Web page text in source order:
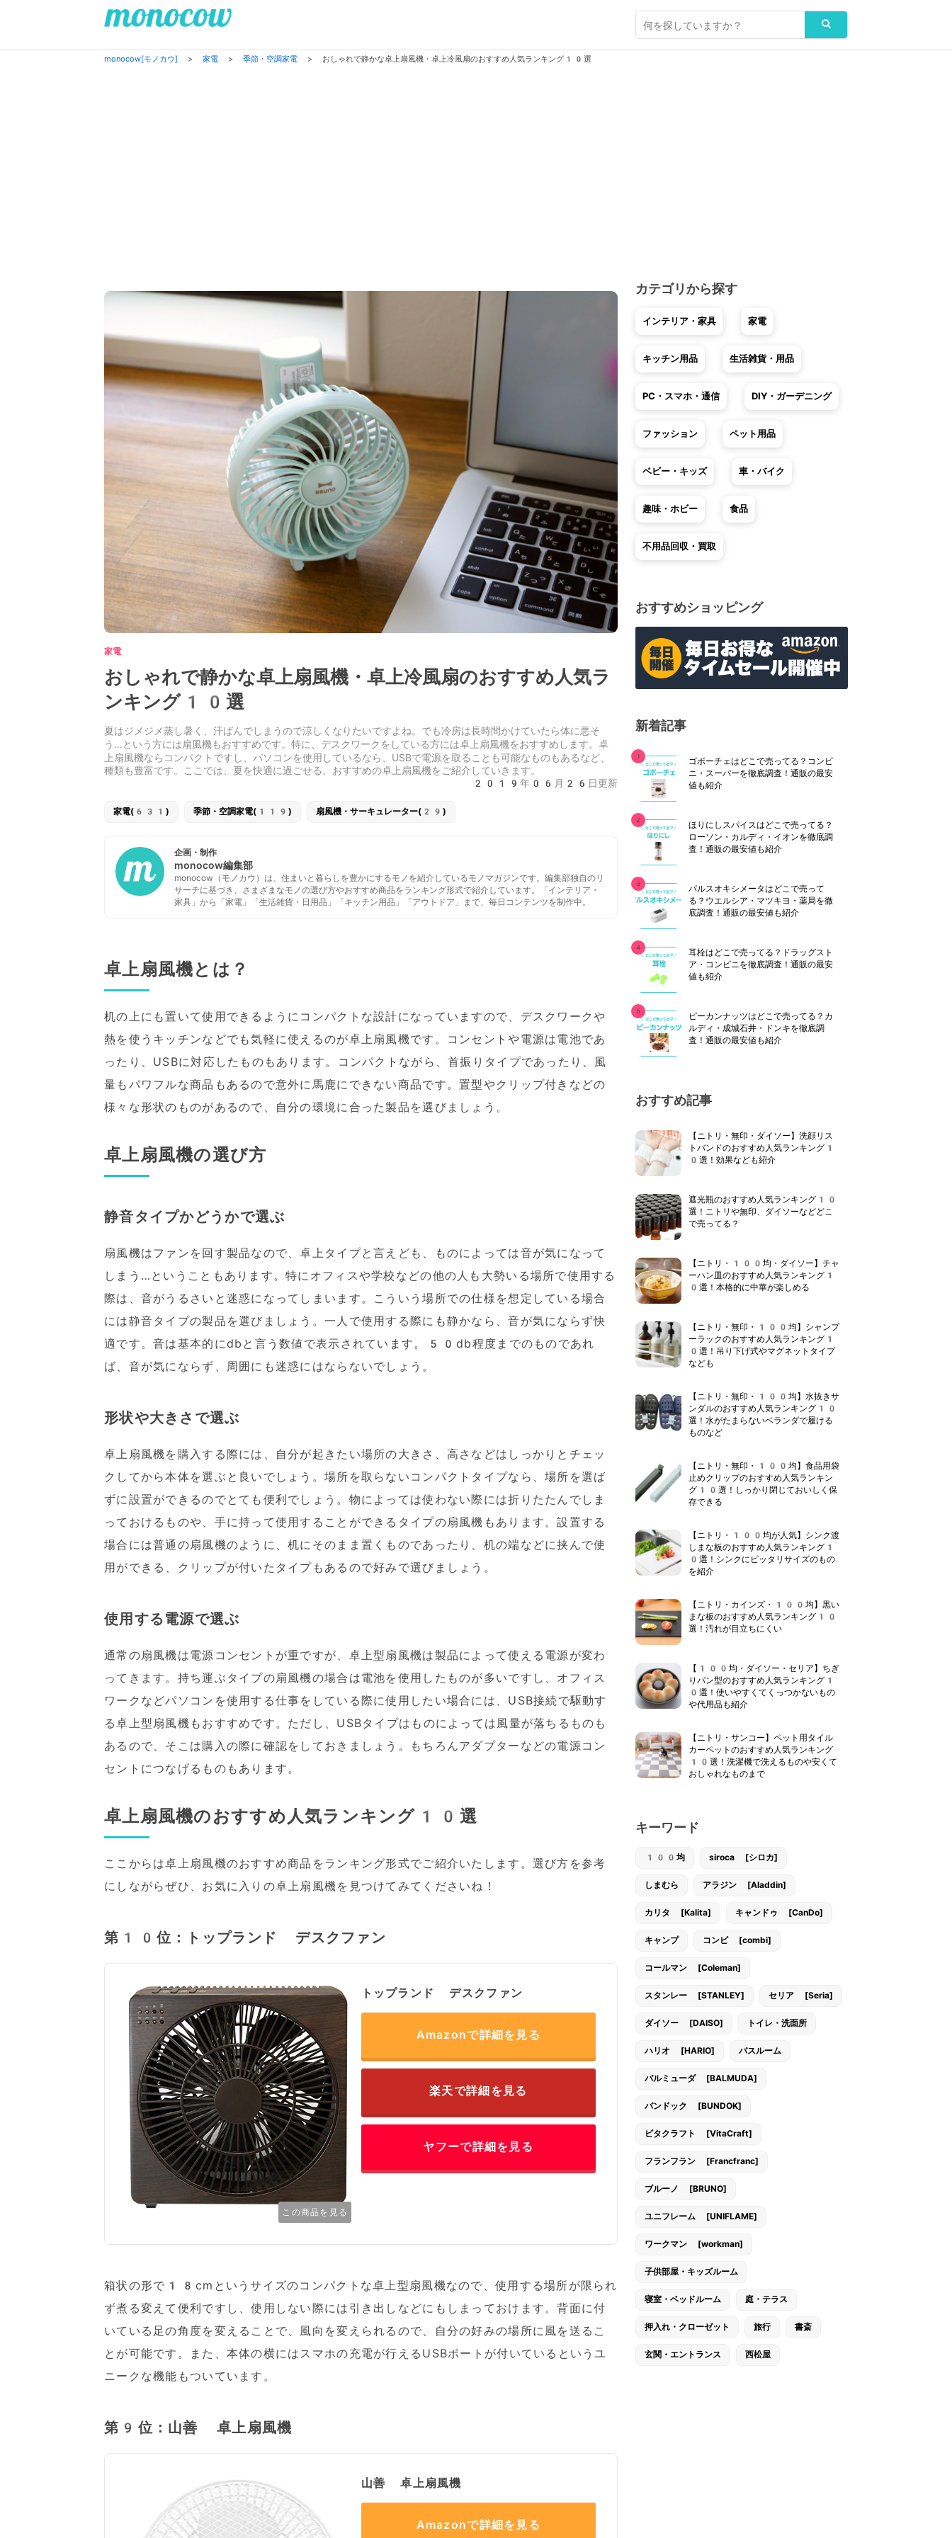
monocow[モノカウ] > 家電 > 季節・空調家電 > おしゃれで静かな卓上扇風機・卓上冷風扇のおすすめ人気ランキング10選
家電
おしゃれで静かな卓上扇風機・卓上冷風扇のおすすめ人気ラ
ンキング10選
夏はジメジメ蒸し暑く、汗ばんでしまうので涼しくなりたいですよね。でも冷房は長時間かけていたら体に悪そ
う…という方には扇風機もおすすめです。特に、デスクワークをしている方には卓上扇風機をおすすめします。卓
上扇風機ならコンパクトですし、パソコンを使用しているなら、USBで電源を取ることも可能なものもあるなど、
種類も豊富です。ここでは、夏を快適に過ごせる、おすすめの卓上扇風機をご紹介していきます。
2019年06月26日更新
家電(631) 季節・空調家電(119) 扇風機・サーキュレーター(29)
企画・制作
monocow編集部
monocow（モノカウ）は、住まいと暮らしを豊かにするモノを紹介しているモノマガジンです。編集部独自のリ
サーチに基づき、さまざまなモノの選び方やおすすめ商品をランキング形式で紹介しています。「インテリア・
家具」から「家電」「生活雑貨・日用品」「キッチン用品」「アウトドア」まで、毎日コンテンツを制作中。
卓上扇風機とは？
机の上にも置いて使用できるようにコンパクトな設計になっていますので、デスクワークや
熱を使うキッチンなどでも気軽に使えるのが卓上扇風機です。コンセントや電源は電池であ
ったり、USBに対応したものもあります。コンパクトながら、首振りタイプであったり、風
量もパワフルな商品もあるので意外に馬鹿にできない商品です。置型やクリップ付きなどの
様々な形状のものがあるので、自分の環境に合った製品を選びましょう。
卓上扇風機の選び方
静音タイプかどうかで選ぶ
扇風機はファンを回す製品なので、卓上タイプと言えども、ものによっては音が気になって
しまう…ということもあります。特にオフィスや学校などの他の人も大勢いる場所で使用する
際は、音がうるさいと迷惑になってしまいます。こういう場所での仕様を想定している場合
には静音タイプの製品を選びましょう。一人で使用する際にも静かなら、音が気にならず快
適です。音は基本的にdbと言う数値で表示されています。50db程度までのものであれ
ば、音が気にならず、周囲にも迷惑にはならないでしょう。
形状や大きさで選ぶ
卓上扇風機を購入する際には、自分が起きたい場所の大きさ、高さなどはしっかりとチェッ
クしてから本体を選ぶと良いでしょう。場所を取らないコンパクトタイプなら、場所を選ば
ずに設置ができるのでとても便利でしょう。物によっては使わない際には折りたたんでしま
っておけるものや、手に持って使用することができるタイプの扇風機もあります。設置する
場合には普通の扇風機のように、机にそのまま置くものであったり、机の端などに挟んで使
用ができる、クリップが付いたタイプもあるので好みで選びましょう。
使用する電源で選ぶ
通常の扇風機は電源コンセントが重ですが、卓上型扇風機は製品によって使える電源が変わ
ってきます。持ち運ぶタイプの扇風機の場合は電池を使用したものが多いですし、オフィス
ワークなどパソコンを使用する仕事をしている際に使用したい場合には、USB接続で駆動す
る卓上型扇風機もおすすめです。ただし、USBタイプはものによっては風量が落ちるものも
あるので、そこは購入の際に確認をしておきましょう。もちろんアダプターなどの電源コン
セントにつなげるものもあります。
卓上扇風機のおすすめ人気ランキング10選
ここからは卓上扇風機のおすすめ商品をランキング形式でご紹介いたします。選び方を参考
にしながらぜひ、お気に入りの卓上扇風機を見つけてみてくださいね！
第10位：トップランド デスクファン
この商品を見る
トップランド デスクファン
Amazonで詳細を見る
楽天で詳細を見る
ヤフーで詳細を見る
箱状の形で18cmというサイズのコンパクトな卓上型扇風機なので、使用する場所が限られ
ず煮る変えて便利ですし、使用しない際には引き出しなどにもしまっておけます。背面に付
いている足の角度を変えることで、風向を変えられるので、自分の好みの場所に風を送るこ
とが可能です。また、本体の横にはスマホの充電が行えるUSBポートが付いているというユ
ニークな機能もついています。
第9位：山善 卓上扇風機
山善 卓上扇風機
Amazonで詳細を見る
カテゴリから探す
インテリア・家具 家電
キッチン用品 生活雑貨・用品
PC・スマホ・通信 DIY・ガーデニング
ファッション ペット用品
ベビー・キッズ 車・バイク
趣味・ホビー 食品
不用品回収・買取
おすすめショッピング
新着記事
ゴボーチェはどこで売ってる？コンビ
ニ・スーパーを徹底調査！通販の最安
値も紹介
ほりにしスパイスはどこで売ってる？
ローソン・カルディ・イオンを徹底調
査！通販の最安値も紹介
パルスオキシメータはどこで売って
る？ウエルシア・マツキヨ・薬局を徹
底調査！通販の最安値も紹介
耳栓はどこで売ってる？ドラッグスト
ア・コンビニを徹底調査！通販の最安
値も紹介
ピーカンナッツはどこで売ってる？カ
ルディ・成城石井・ドンキを徹底調
査！通販の最安値も紹介
おすすめ記事
【ニトリ・無印・ダイソー】洗顔リス
トバンドのおすすめ人気ランキング1
0選！効果なども紹介
遮光瓶のおすすめ人気ランキング10
選！ニトリや無印、ダイソーなどどこ
で売ってる？
【ニトリ・100均・ダイソー】チャ
ーハン皿のおすすめ人気ランキング1
0選！本格的に中華が楽しめる
【ニトリ・無印・100均】シャンプ
ーラックのおすすめ人気ランキング1
0選！吊り下げ式やマグネットタイプ
なども
【ニトリ・無印・100均】水抜きサ
ンダルのおすすめ人気ランキング10
選！水がたまらないベランダで履ける
ものなど
【ニトリ・無印・100均】食品用袋
止めクリップのおすすめ人気ランキン
グ10選！しっかり閉じておいしく保
存できる
【ニトリ・100均が人気】シンク渡
しまな板のおすすめ人気ランキング1
0選！シンクにピッタリサイズのもの
を紹介
【ニトリ・カインズ・100均】黒い
まな板のおすすめ人気ランキング10
選！汚れが目立ちにくい
【100均・ダイソー・セリア】ちぎ
りパン型のおすすめ人気ランキング1
0選！使いやすくてくっつかないもの
や代用品も紹介
【ニトリ・サンコー】ペット用タイル
カーペットのおすすめ人気ランキング
10選！洗濯機で洗えるものや安くて
おしゃれなものまで
キーワード
100均 siroca [シロカ]
しまむら アラジン [Aladdin]
カリタ [Kalita] キャンドゥ [CanDo]
キャンプ コンビ [combi]
コールマン [Coleman]
スタンレー [STANLEY] セリア [Seria]
ダイソー [DAISO] トイレ・洗面所
ハリオ [HARIO] バスルーム
バルミューダ [BALMUDA]
バンドック [BUNDOK]
ビタクラフト [VitaCraft]
フランフラン [Francfranc]
ブルーノ [BRUNO]
ユニフレーム [UNIFLAME]
ワークマン [workman]
子供部屋・キッズルーム
寝室・ベッドルーム 庭・テラス
押入れ・クローゼット 旅行 書斎
玄関・エントランス 西松屋